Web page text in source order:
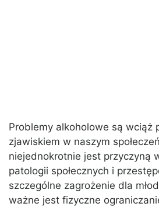
Problemy alkoholowe są wciąż
zjawiskiem w naszym
niejednokrotnie jest przyczyną
patologii społecznych i
szczególne zagrożenie dla
ważne jest fizyczne